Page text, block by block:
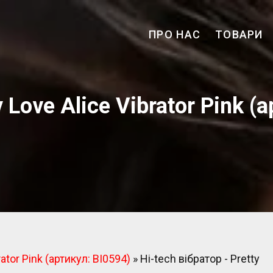
ПРО НАС ТОВАРИ
Love Alice Vibrator Pink
Pink (артикул: BI0594) » Hi-tech вібратор - Pretty